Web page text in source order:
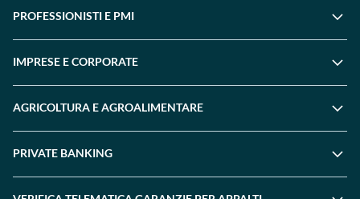
PROFESSIONISTI E PMI
IMPRESE E CORPORATE
AGRICOLTURA E AGROALIMENTARE
PRIVATE BANKING